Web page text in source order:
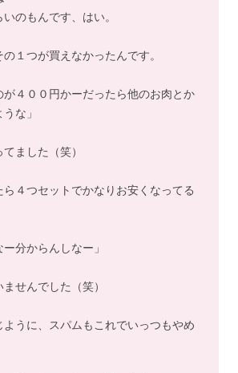
のもんです、はい。
１つが買えなかったんです。
が４００円かーだったら他のお肉とか
な」
ました（笑）
ら４つセットでかなりお安くなってる
ー分からんしなー」
せんでした（笑）
ように、スパムもこれでいっつもやめ